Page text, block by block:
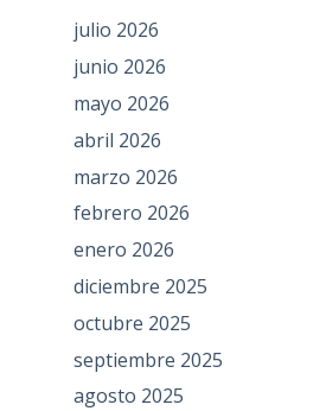
julio 2026
junio 2026
mayo 2026
abril 2026
marzo 2026
febrero 2026
enero 2026
diciembre 2025
octubre 2025
septiembre 2025
agosto 2025